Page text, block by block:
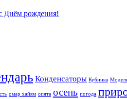
Днём рождения!
Конденсаторы Кубинка
омар хайям опята осень погода